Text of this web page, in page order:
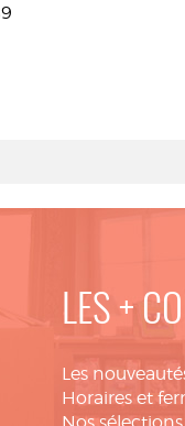
LES +
Les
Horaires et